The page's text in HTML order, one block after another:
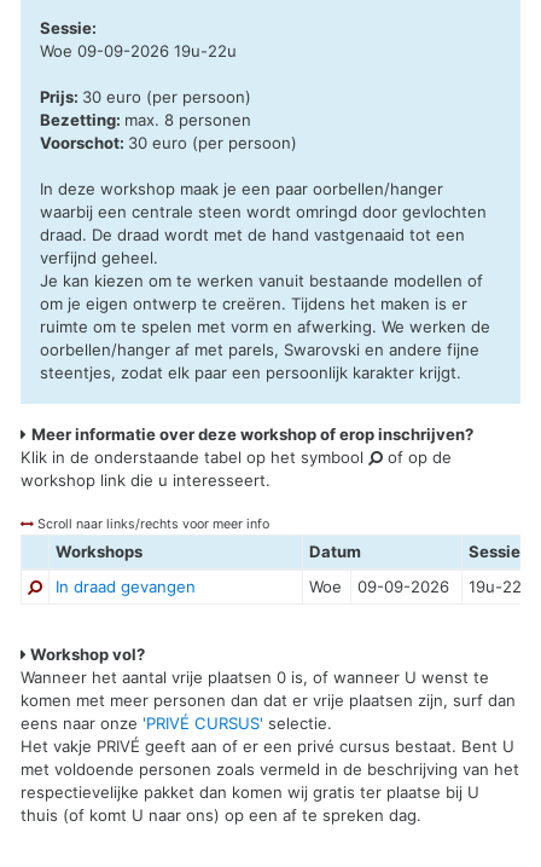
Sessie:
Woe 09-09-2026 19u-22u
Prijs: 30 euro (per persoon)
Bezetting: max. 8 personen
Voorschot: 30 euro (per persoon)
In deze workshop maak je een paar oorbellen/hanger
waarbij een centrale steen wordt omringd door gevlochten
draad. De draad wordt met de hand vastgenaaid tot een
verfijnd geheel.
Je kan kiezen om te werken vanuit bestaande modellen of
om je eigen ontwerp te creëren. Tijdens het maken is er
ruimte om te spelen met vorm en afwerking. We werken de
oorbellen/hanger af met parels, Swarovski en andere fijne
steentjes, zodat elk paar een persoonlijk karakter krijgt.
Meer informatie over deze workshop of erop inschrijven?
Klik in de onderstaande tabel op het symbool
of op de
workshop link die u interesseert.
Scroll naar links/rechts voor meer info
Workshops Datum
Sessie
In draad gevangen
Woe 09-09-2026 19u-22u
Workshop vol?
Wanneer het aantal vrije plaatsen 0 is, of wanneer U wenst te
komen met meer personen dan dat er vrije plaatsen zijn, surf dan
eens naar onze 'PRIVÉ CURSUS' selectie.
Het vakje PRIVÉ geeft aan of er een privé cursus bestaat. Bent U
met voldoende personen zoals vermeld in de beschrijving van het
respectievelijke pakket dan komen wij gratis ter plaatse bij U
thuis (of komt U naar ons) op een af te spreken dag.